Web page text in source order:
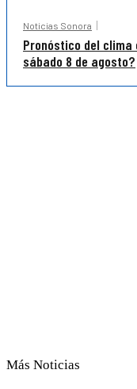
Noticias Sonora
Pronóstico del clima
sábado 8 de agosto?
Más Noticias